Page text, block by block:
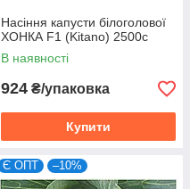
Насіння капусти білоголової
ХОНКА F1 (Kitano) 2500c
В наявності
924 ₴/упаковка
Купити
Є ОПТ –10%